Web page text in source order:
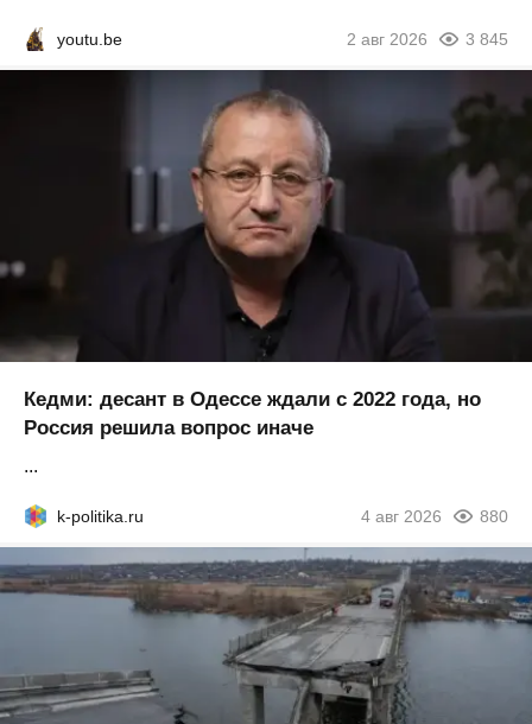
youtu.be 2 авг 2026 3 845
Кедми: десант в Одессе ждали с 2022 года, но
Россия решила вопрос иначе
...
k-politika.ru 4 авг 2026 880